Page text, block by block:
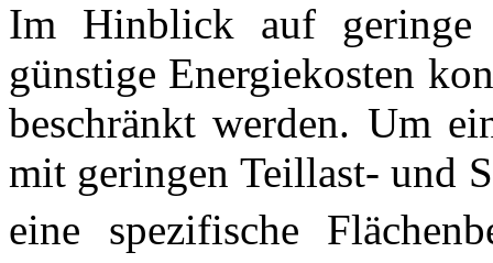
Im Hinblick auf geringe
günstige Energiekosten
beschränkt werden. Um
mit geringen Teillast- und
eine spezifische